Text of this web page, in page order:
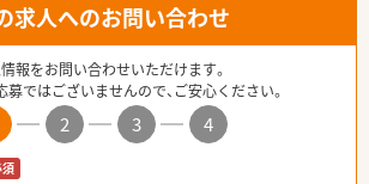
求人へのお問い合わせ
報をお問い合わせいただけます。
募ではございませんので、ご安心ください。
2 3
4